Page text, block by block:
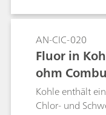
Kombination
Technologie.
in einem
dessen beiden
sind. Während
freigesetzten
AN-CIC-020
Fluor in
ohm
Kohle enthält
Chlor- und